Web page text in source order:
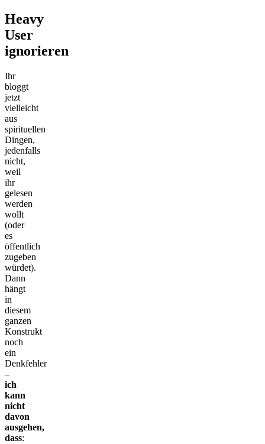
Heavy
User
ignorieren
Ihr
bloggt
jetzt
vielleicht
aus
spirituellen
Dingen,
jedenfalls
nicht,
weil
ihr
gelesen
werden
wollt
(oder
es
öffentlich
zugeben
würdet).
Dann
hängt
in
diesem
ganzen
Konstrukt
noch
ein
Denkfehler
–
ich
kann
nicht
davon
ausgehen,
dass: